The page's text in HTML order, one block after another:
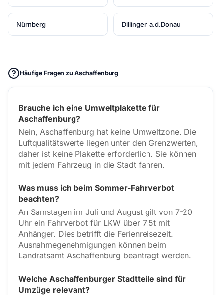
Nürnberg Dillingen a.d.Donau
Häufige Fragen zu Aschaffenburg
Brauche ich eine Umweltplakette für
Aschaffenburg?
Nein, Aschaffenburg hat keine Umweltzone. Die
Luftqualitätswerte liegen unter den Grenzwerten,
daher ist keine Plakette erforderlich. Sie können
mit jedem Fahrzeug in die Stadt fahren.
Was muss ich beim Sommer-Fahrverbot
beachten?
An Samstagen im Juli und August gilt von 7-20
Uhr ein Fahrverbot für LKW über 7,5t mit
Anhänger. Dies betrifft die Ferienreisezeit.
Ausnahmegenehmigungen können beim
Landratsamt Aschaffenburg beantragt werden.
Welche Aschaffenburger Stadtteile sind für
Umzüge relevant?